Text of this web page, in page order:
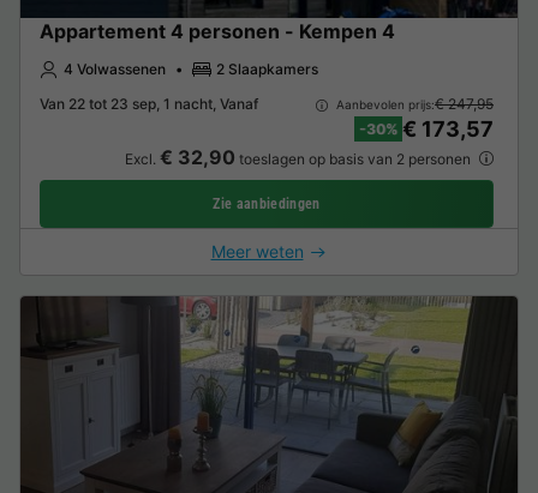
Appartement 4 personen - Kempen 4
4 Volwassenen
2 Slaapkamers
Van 22 tot 23 sep, 1 nacht, Vanaf
Aanbevolen prijs:€ 247,95
-30% € 173,57
Excl. € 32,90 toeslagen op basis van 2 personen
Zie aanbiedingen
Meer weten